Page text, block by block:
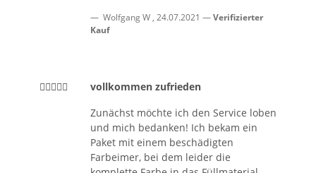
Wolfgang W , 24.07.2021
Verifizierter
Kauf
vollkommen zufrieden
Zunächst möchte ich den Service loben
und mich bedanken! Ich bekam ein
Paket mit einem beschädigten
Farbeimer, bei dem leider die